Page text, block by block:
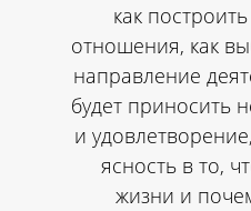
как
отношения, как
направление
будет приносить
и
ясность в то,
жизни и